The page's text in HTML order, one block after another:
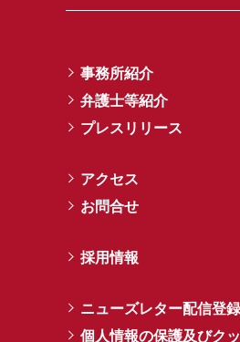
現
中東
事務所紹介
弁護士等紹介
プレスリリース
アクセス
お問合せ
採用情報
ニューズレター配信登録
個人情報の保護及びク